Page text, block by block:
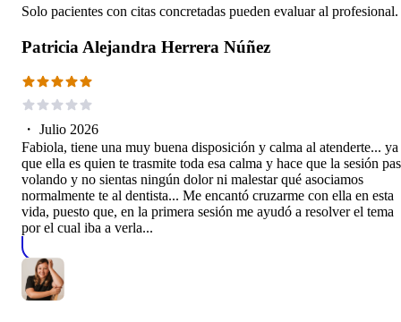
Solo pacientes con citas concretadas pueden evaluar al profesional.
Patricia Alejandra Herrera Núñez
・ Julio 2026
Fabiola, tiene una muy buena disposición y calma al atenderte... ya
que ella es quien te trasmite toda esa calma y hace que la sesión
volando y no sientas ningún dolor ni malestar qué asociamos
normalmente te al dentista... Me encantó cruzarme con ella en esta
vida, puesto que, en la primera sesión me ayudó a resolver el tema
por el cual iba a verla...